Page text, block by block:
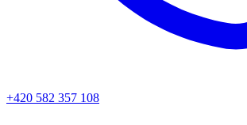
+420 582 357 108